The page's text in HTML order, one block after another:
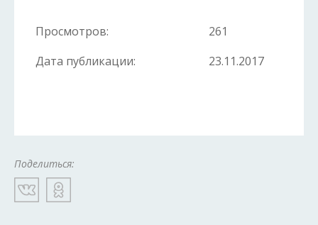
Просмотров:
261
Дата публикации:
23.11.2017
Поделиться: